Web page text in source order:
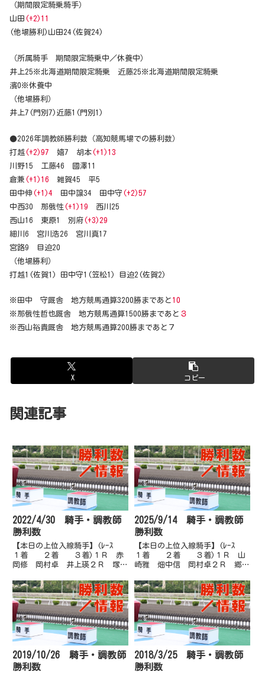
（期間限定騎乗騎手）
山田 (+2)11
(他場勝利)山田24(佐賀24)
（所属騎手 期間限定騎乗中／休養中）
井上25※北海道期間限定騎乗 近藤25※北海道期間限定騎乗
濱0※休養中
（他場勝利）
井上7(門別7)近藤1(門別1)
●2026年調教師勝利数（高知競馬場での勝利数）
打越(+2)97 嬉7 胡本(+1)13
川野15 工藤46 國澤11
倉兼 (+1)16 雑賀45 平5
田中伸 (+1)4 田中譲34 田中守 (+2)57
中西30 那俄性(+1)19 西川25
西山16 東原1 別府(+3)29
細川6 宮川浩26 宮川真17
宮路9 目迫20
（他場勝利）
打越1(佐賀1) 田中守1(笠松1) 目迫2(佐賀2)
※田中 守厩舎 地方競馬通算3200勝まであと 10
※那俄性哲也厩舎 地方競馬通算1500勝まであと ３
※西山裕貴厩舎 地方競馬通算200勝まであと７
X コピー
関連記事
2022/4/30 騎手・調教師
勝利数
【本日の上位入線騎手】(ﾚｰｽ
１着 ２着 ３着)１Ｒ 赤
岡修 岡村卓 井上瑛２Ｒ 塚本
佑 郷間勇 上田将４Ｒ 塚本
雄 岡村卓 倉兼育５Ｒ 林謙
佑 赤岡修 岡村卓６Ｒ 永森
大 妹尾浩 佐原秀７Ｒ 塚本
雄 西川...
2025/9/14 騎手・調教師
勝利数
【本日の上位入線騎手】(ﾚｰｽ
１着 ２着 ３着)１Ｒ 山
崎雅 畑中信 岡村卓２Ｒ 郷間
寛 井上瑛 林謙佑４Ｒ 井上
瑛 城野慈 宮川実５Ｒ 井上
瑛 郷間勇 永森大６Ｒ 佐原
秀 城野慈 赤岡修７Ｒ 多田
誠 井...
2019/10/26 騎手・調教師
勝利数
2018/3/25 騎手・調教師
勝利数